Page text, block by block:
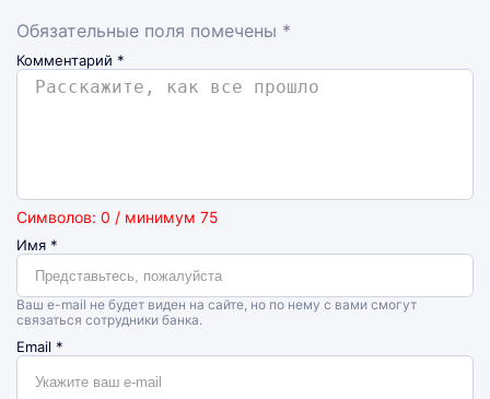
Обязательные поля помечены *
Комментарий *
Символов: 0 / минимум 75
Имя *
Ваш e-mail не будет виден на сайте, но по нему с вами смогут
связаться сотрудники банка.
Email *